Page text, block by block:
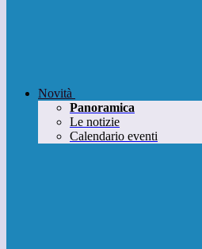
Novità
Panoramica
Le notizie
Calendario eventi